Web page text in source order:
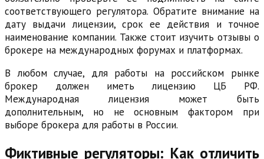
соответствующего регулятора. Обратите внимание на
дату выдачи лицензии, срок ее действия и точное
наименование компании. Также стоит изучить отзывы о
брокере на международных форумах и платформах.
В любом случае, для работы на российском рынке
брокер должен иметь лицензию ЦБ РФ.
Международная лицензия может быть
дополнительным, но не основным фактором при
выборе брокера для работы в России.
Фиктивные регуляторы: Как отличить